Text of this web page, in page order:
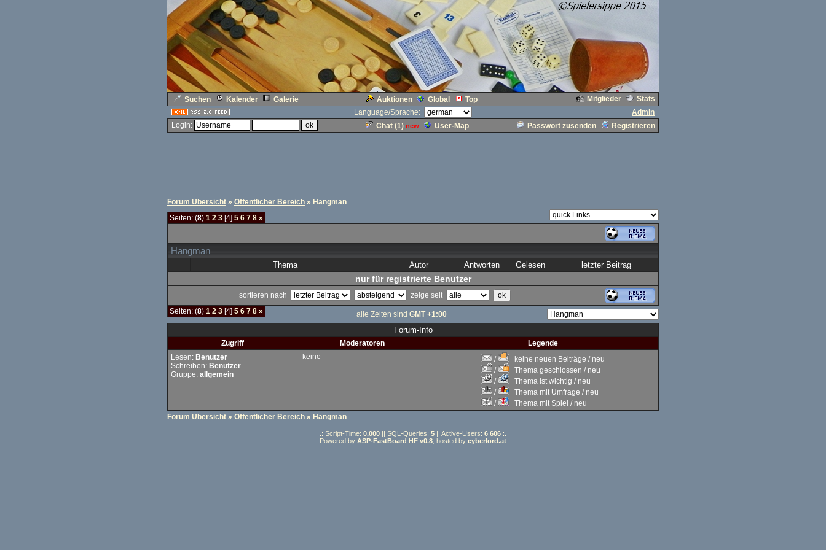
Suchen Kalender Galerie Auktionen Global Top Mitglieder
Stats
Language/Sprache:
Admin
Login:
Chat (1) new User-Map Passwort zusenden Registrieren
Forum Übersicht » Öffentlicher Bereich » Hangman
Seiten: (8) 1 2 3 [4] 5 6 7 8 »
Hangman
Thema Autor Antworten Gelesen letzter Beitrag
nur für registrierte Benutzer
sortieren nach
zeige seit
Seiten: (8) 1 2 3 [4] 5 6 7 8 » alle Zeiten sind GMT +1:00
Forum-Info
Zugriff Moderatoren
Legende
Lesen: Benutzer
Schreiben: Benutzer
Gruppe: allgemein
keine /
keine neuen Beiträge / neu
/
Thema geschlossen / neu
/
Thema ist wichtig / neu
/
Thema mit Umfrage / neu
/
Thema mit Spiel / neu
Forum Übersicht » Öffentlicher Bereich » Hangman
.: Script-Time: 0,000 || SQL-Queries: 5 || Active-Users: 6 606 :.
Powered by ASP-FastBoard HE v0.8 , hosted by cyberlord.at